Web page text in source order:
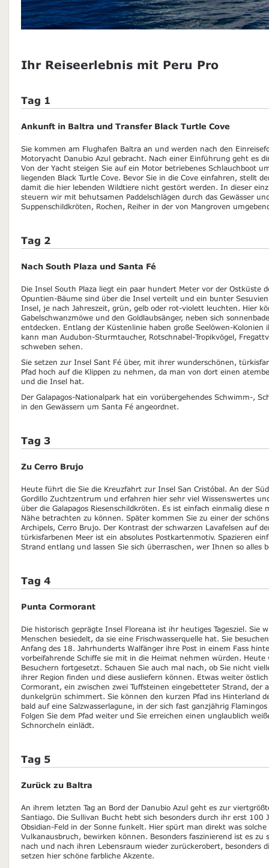
Ihr Reiseerlebnis mit Peru Pro
Tag 1
Ankunft in Baltra und Transfer Black Turtle Cove
Sie kommen am Flughafen Baltra an und werden nach den
Motoryacht Danubio Azul gebracht. Nach einer Einführung geht es
Von der Yacht steigen Sie auf ein Motor betriebenes Schlauchboot
liegenden Black Turtle Cove. Bevor Sie in die Cove einfahren, stellt
damit die hier lebenden Wildtiere nicht gestört werden. In dieser
steuern wir mit behutsamen Paddelschlägen durch das Gewässer
Suppenschildkröten, Rochen, Reiher in der von Mangroven
Tag 2
Nach South Plaza und Santa Fé
Die Insel South Plaza liegt ein paar hundert Meter vor der Ostküste
Opuntien-Bäume sind über die Insel verteilt und ein bunter
Insel, je nach Jahreszeit, grün, gelb oder rot-violett leuchten. Hier
Gabelschwanzmöwe und den Goldlaubsänger, neben sich
entdecken. Entlang der Küstenlinie haben große Seelöwen-Kolonien
kann man Audubon-Sturmtaucher, Rotschnabel-Tropikvögel,
schweben sehen.
Sie setzen zur Insel Sant Fé über, mit ihrer wunderschönen,
Pfad hoch auf die Klippen zu nehmen, da man von dort einen
und die Insel hat.
Der Galapagos-Nationalpark hat ein vorübergehendes Schwimm-,
in den Gewässern um Santa Fé angeordnet.
Tag 3
Zu Cerro Brujo
Heute führt die Sie die Kreuzfahrt zur Insel San Cristóbal. An der
Gordillo Zuchtzentrum und erfahren hier sehr viel Wissenswertes
über die Galapagos Riesenschildkröten. Es ist einfach einmalig diese
Nähe betrachten zu können. Später kommen Sie zu einer der
Archipels, Cerro Brujo. Der Kontrast der schwarzen Lavafelsen auf
türkisfarbenen Meer ist ein absolutes Postkartenmotiv. Spazieren
Strand entlang und lassen Sie sich überraschen, wer Ihnen so alles
Tag 4
Punta Cormorant
Die historisch geprägte Insel Floreana ist ihr heutiges Tagesziel. Sie
Menschen besiedelt, da sie eine Frischwasserquelle hat. Sie
Anfang des 18. Jahrhunderts Walfänger ihre Post in einem Fass
vorbeifahrende Schiffe sie mit in die Heimat nehmen würden. Heute
Besuchern fortgesetzt. Schauen Sie auch mal nach, ob Sie nicht
ihrer Region finden und diese ausliefern können. Etwas weiter
Cormorant, ein zwischen zwei Tuffsteinen eingebetteter Strand, der
dunkelgrün schimmert. Sie können den kurzen Pfad ins Hinterland
bald auf eine Salzwasserlagune, in der sich fast ganzjährig
Folgen Sie dem Pfad weiter und Sie erreichen einen unglaublich
Schnorcheln einlädt.
Tag 5
Zurück zu Baltra
An ihrem letzten Tag an Bord der Danubio Azul geht es zur
Santiago. Die Sullivan Bucht hebt sich besonders durch ihr erst 100
Obsidian-Feld in der Sonne funkelt. Hier spürt man direkt was
Vulkanausbruch, bewirken können. Besonders faszinierend ist es zu
nach und nach ihren Lebensraum wieder zurückerobert, besonders
setzen hier schöne farbliche Akzente.